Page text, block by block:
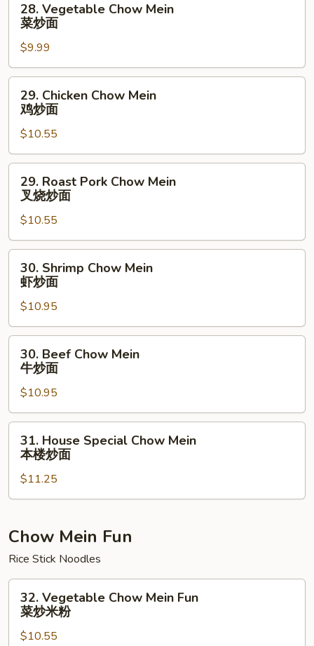
Vegetable
Chow
Mein
菜
炒
28. Vegetable Chow Mein
菜炒面
$9.99
Chicken
Chow
Mein
鸡
炒
29. Chicken Chow Mein
鸡炒面
$10.55
Roast
Pork
Chow
Mein
叉
29. Roast Pork Chow Mein
叉烧炒面
$10.55
Shrimp
Chow
Mein
虾
炒
30. Shrimp Chow Mein
虾炒面
$10.95
Beef
Chow
Mein
牛
炒
30. Beef Chow Mein
牛炒面
$10.95
House
Special
Chow
Mein
楼
面
31. House Special Chow Mein
本楼炒面
$11.25
Chow Mein Fun
Rice Stick Noodles
Vegetable
Chow
Mein
32. Vegetable Chow Mein Fun
菜炒米粉
$10.55